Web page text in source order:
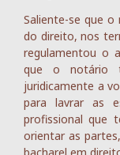
Saliente-se que
do direito, nos
regulamentou o
que o notário
juridicamente a
para lavrar as
profissional que
orientar as